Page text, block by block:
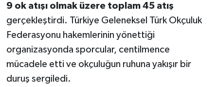
9 ok atışı olmak üzere toplam 45 atış
gerçekleştirdi. Türkiye Geleneksel Türk Okçuluk
Federasyonu hakemlerinin yönettiği
organizasyonda sporcular, centilmence
mücadele etti ve okçuluğun ruhuna yakışır bir
duruş sergiledi.